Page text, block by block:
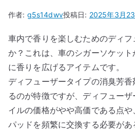
作者: g5s14dwv投稿日: 2025年3月
車内で香りを楽しむためのディ
か？これは、車のシガーソケッ
に香りを広げるアイテムです。
ディフューザータイプの消臭芳
るのが特徴ですが、ディフュー
イルの価格がやや高価である点
パッドを頻繁に交換する必要が